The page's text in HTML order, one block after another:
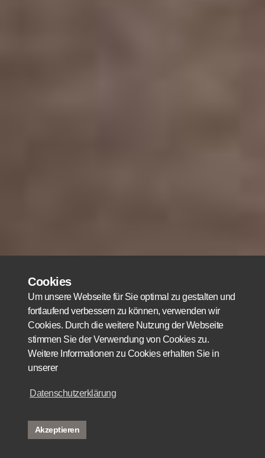
Cookies
Um unsere Webseite für Sie optimal zu gestalten und
fortlaufend verbessern zu können, verwenden wir
Cookies. Durch die weitere Nutzung der Webseite
stimmen Sie der Verwendung von Cookies zu.
Weitere Informationen zu Cookies erhalten Sie in
unserer
Datenschutzerklärung
Akzeptieren